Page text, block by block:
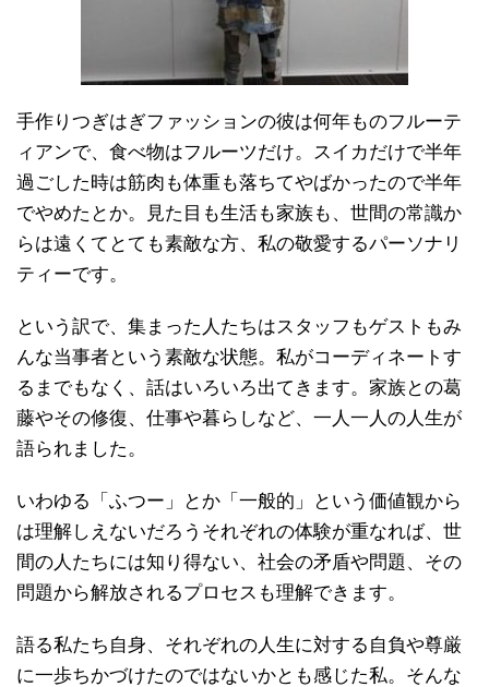
手作りつぎはぎファッションの彼は何年ものフルーテ
ィアンで、食べ物はフルーツだけ。スイカだけで半年
過ごした時は筋肉も体重も落ちてやばかったので半年
でやめたとか。見た目も生活も家族も、世間の常識か
らは遠くてとても素敵な方、私の敬愛するパーソナリ
ティーです。
という訳で、集まった人たちはスタッフもゲストもみ
んな当事者という素敵な状態。私がコーディネートす
るまでもなく、話はいろいろ出てきます。家族との葛
藤やその修復、仕事や暮らしなど、一人一人の人生が
語られました。
いわゆる「ふつー」とか「一般的」という価値観から
は理解しえないだろうそれぞれの体験が重なれば、世
間の人たちには知り得ない、社会の矛盾や問題、その
問題から解放されるプロセスも理解できます。
語る私たち自身、それぞれの人生に対する自負や尊厳
に一歩ちかづけたのではないかとも感じた私。そんな